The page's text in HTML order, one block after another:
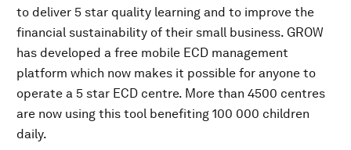
to deliver 5 star quality learning and to improve the
financial sustainability of their small business. GROW
has developed a free mobile ECD management
platform which now makes it possible for anyone to
operate a 5 star ECD centre. More than 4500 centres
are now using this tool benefiting 100 000 children
daily.